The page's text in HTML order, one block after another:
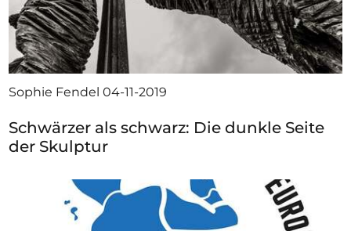
Sophie Fendel04-11-2019
Schwärzer als schwarz: Die dunkle Seite
der Skulptur